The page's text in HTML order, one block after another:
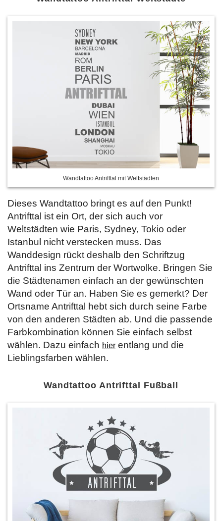
Wandtattoo Antrifttal mit Weltstädten
Dieses Wandtattoo bringt es auf den Punkt!
Antrifttal ist ein Ort, der sich auch vor
Weltstädten wie Paris, Sydney, Tokio oder
Istanbul nicht verstecken muss. Das
Wanddesign rückt deshalb den Schriftzug
Antrifttal ins Zentrum der Wortwolke. Bringen Sie
die Städtenamen einfach an der gewünschten
Wand oder Tür an. Haben Sie es gemerkt? Der
Ortsname Antrifttal hebt sich durch seine Farbe
von den anderen Städten ab. Und die passende
Farbkombination können Sie einfach selbst
wählen. Dazu einfach hier entlang und die
Lieblingsfarben wählen.
Wandtattoo Antrifttal Fußball